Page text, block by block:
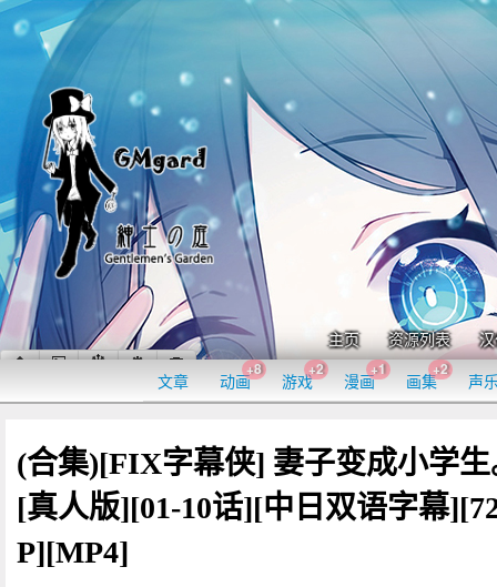
主页 资源列表
文章 动画
+8
游戏
+2
漫画
+1
画集
+2
声
(合集)[FIX字幕侠] 妻子变成小学生
[真人版][01-10话][中日双语字幕
P][MP4]